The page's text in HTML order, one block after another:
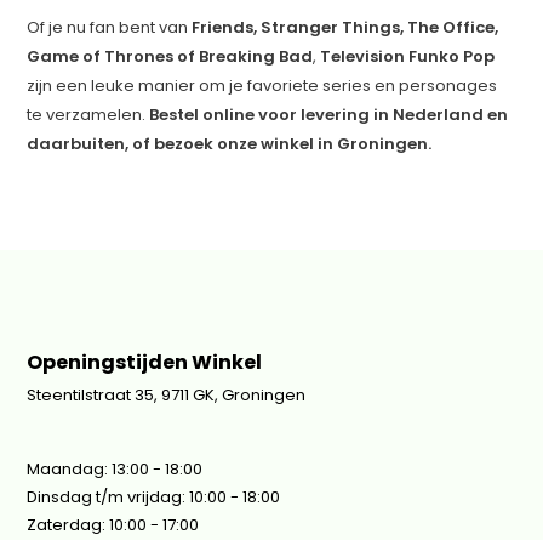
Of je nu fan bent van Friends, Stranger Things, The Office,
Game of Thrones of Breaking Bad, Television Funko Pop
zijn een leuke manier om je favoriete series en personages
te verzamelen. Bestel online voor levering in Nederland en
daarbuiten, of bezoek onze winkel in Groningen.
Openingstijden Winkel
Steentilstraat 35, 9711 GK, Groningen
Maandag: 13:00 - 18:00
Dinsdag t/m vrijdag: 10:00 - 18:00
Zaterdag: 10:00 - 17:00